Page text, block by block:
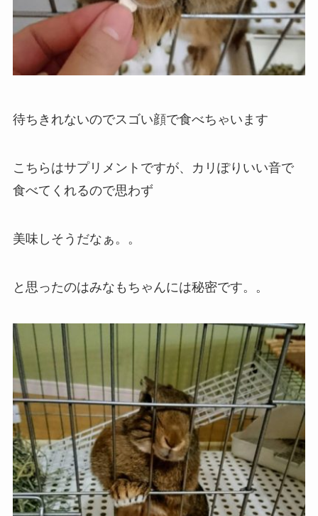
待ちきれないのでスゴい顔で食べちゃいます
こちらはサプリメントですが、カリぽりいい音で
食べてくれるので思わず
美味しそうだなぁ。。
と思ったのはみなもちゃんには秘密です。。